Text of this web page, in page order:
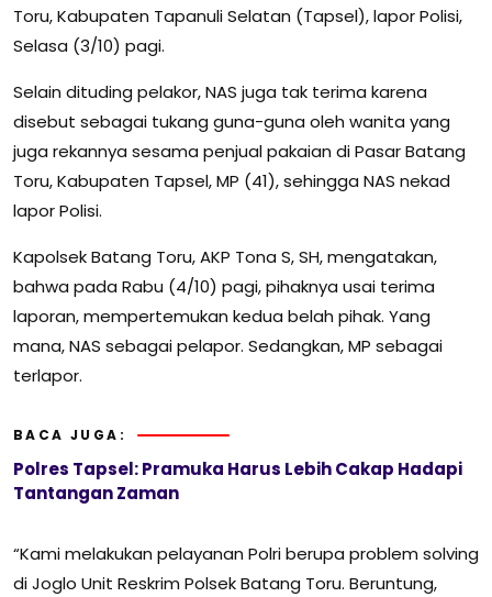
Toru, Kabupaten Tapanuli Selatan (Tapsel), lapor Polisi,
Selasa (3/10) pagi.
Selain dituding pelakor, NAS juga tak terima karena
disebut sebagai tukang guna-guna oleh wanita yang
juga rekannya sesama penjual pakaian di Pasar Batang
Toru, Kabupaten Tapsel, MP (41), sehingga NAS nekad
lapor Polisi.
Kapolsek Batang Toru, AKP Tona S, SH, mengatakan,
bahwa pada Rabu (4/10) pagi, pihaknya usai terima
laporan, mempertemukan kedua belah pihak. Yang
mana, NAS sebagai pelapor. Sedangkan, MP sebagai
terlapor.
BACA JUGA:
Polres Tapsel: Pramuka Harus Lebih Cakap Hadapi
Tantangan Zaman
“Kami melakukan pelayanan Polri berupa problem solving
di Joglo Unit Reskrim Polsek Batang Toru. Beruntung,